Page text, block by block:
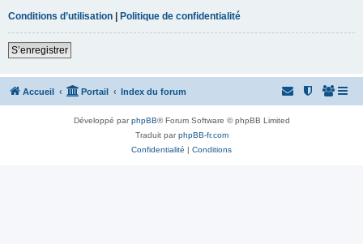
Conditions d’utilisation | Politique de confidentialité
S’enregistrer
Accueil Portail Index du forum
Développé parphpBB® Forum Software © phpBB Limited
Traduit parphpBB-fr.com
Confidentialité | Conditions